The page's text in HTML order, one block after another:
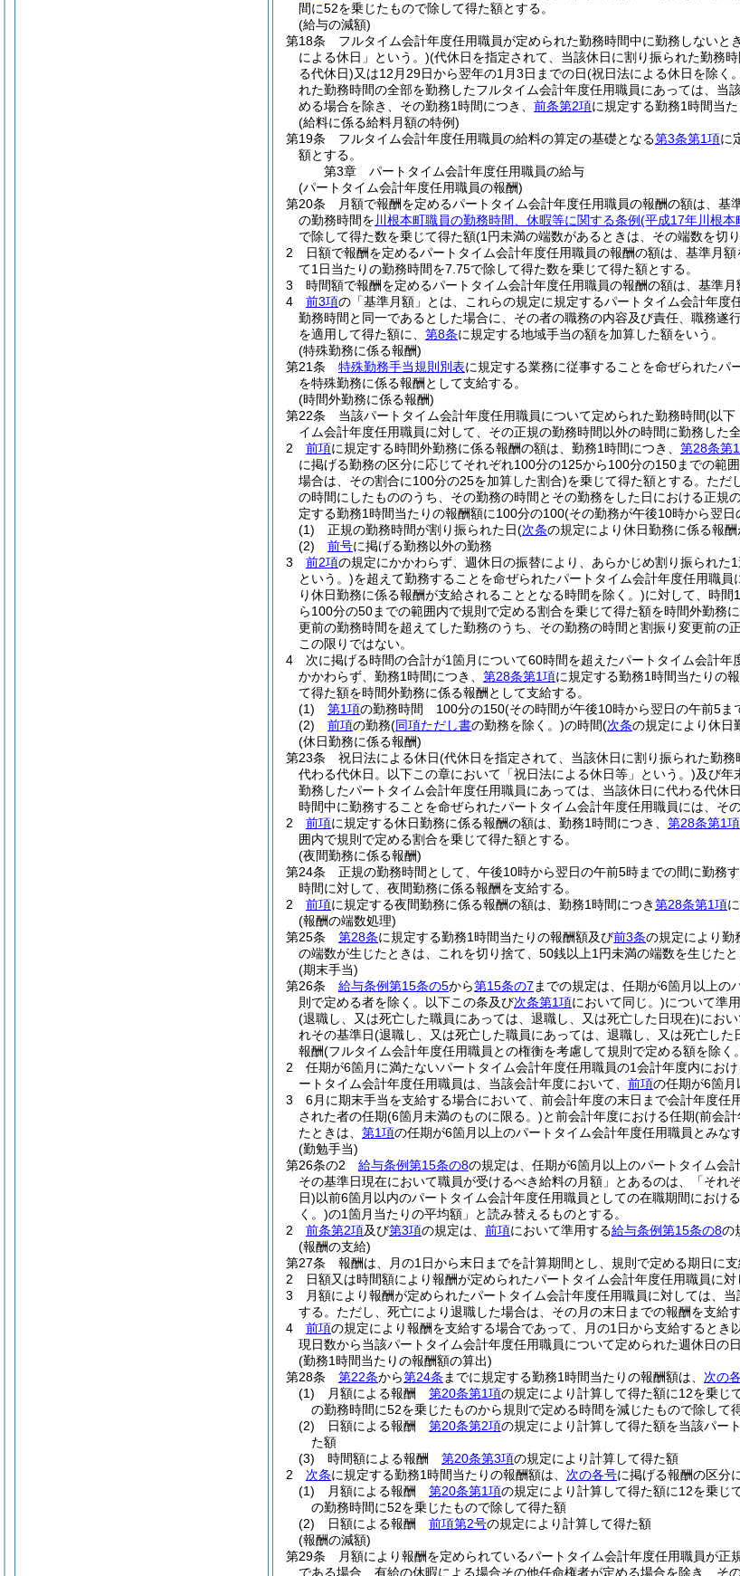
間に52を乗じたもので除して得た額とする。
(給与の減額)
第18条
フルタイム会計年度任用職員が定められた勤務時間中に勤務しないと
による休日」という。)(代休日を指定されて、当該休日に割り振られた勤務
る代休日)又は12月29日から翌年の1月3日までの日(祝日法による休日を除く
れた勤務時間の全部を勤務したフルタイム会計年度任用職員にあっては、当
める場合を除き、その勤務1時間につき、 前条第2項に規定する勤務1時間当
(給料に係る給料月額の特例)
第19条
フルタイム会計年度任用職員の給料の算定の基礎となる第3条第1項に
額とする。
第3章
パートタイム会計年度任用職員の給与
(パートタイム会計年度任用職員の報酬)
第20条
月額で報酬を定めるパートタイム会計年度任用職員の報酬の額は、
の勤務時間を 川根本町職員の勤務時間、休暇等に関する条例(平成17年川根本
で除して得た数を乗じて得た額(1円未満の端数があるときは、その端数を切
2
日額で報酬を定めるパートタイム会計年度任用職員の報酬の額は、基準月
て1日当たりの勤務時間を7.75で除して得た数を乗じて得た額とする。
3
時間額で報酬を定めるパートタイム会計年度任用職員の報酬の額は、基準月
4
前3項の「基準月額」とは、これらの規定に規定するパートタイム会計年度
勤務時間と同一であるとした場合に、その者の職務の内容及び責任、職務遂
を適用して得た額に、 第8条に規定する地域手当の額を加算した額をいう。
(特殊勤務に係る報酬)
第21条
特殊勤務手当規則別表に規定する業務に従事することを命ぜられたパ
を特殊勤務に係る報酬として支給する。
(時間外勤務に係る報酬)
第22条
当該パートタイム会計年度任用職員について定められた勤務時間(以下
イム会計年度任用職員に対して、その正規の勤務時間以外の時間に勤務した
2
前項に規定する時間外勤務に係る報酬の額は、勤務1時間につき、 第28条第
に掲げる勤務の区分に応じてそれぞれ100分の125から100分の150までの範
場合は、その割合に100分の25を加算した割合)を乗じて得た額とする。 ただ
の時間にしたもののうち、その勤務の時間とその勤務をした日における正規
定する勤務1時間当たりの報酬額に100分の100(その勤務が午後10時から翌
(1)
正規の勤務時間が割り振られた日(次条の規定により休日勤務に係る報
(2)
前号に掲げる勤務以外の勤務
3
前2項の規定にかかわらず、週休日の振替により、あらかじめ割り振られた
という。)を超えて勤務することを命ぜられたパートタイム会計年度任用職
り休日勤務に係る報酬が支給されることとなる時間を除く。)に対して、時間
ら100分の50までの範囲内で規則で定める割合を乗じて得た額を時間外勤務
更前の勤務時間を超えてした勤務のうち、その勤務の時間と割振り変更前の
この限りではない。
4
次に掲げる時間の合計が1箇月について60時間を超えたパートタイム会計
かかわらず、勤務1時間につき、 第28条第1項に規定する勤務1時間当たりの報
て得た額を時間外勤務に係る報酬として支給する。
(1)
第1項の勤務時間 100分の150(その時間が午後10時から翌日の午前5
(2)
前項の勤務(同項ただし書の勤務を除く。)の時間(次条の規定により休日
(休日勤務に係る報酬)
第23条
祝日法による休日(代休日を指定されて、当該休日に割り振られた勤
代わる代休日。以下この章において「祝日法による休日等」という。)及び年
勤務したパートタイム会計年度任用職員にあっては、当該休日に代わる代休
時間中に勤務することを命ぜられたパートタイム会計年度任用職員には、そ
2
前項に規定する休日勤務に係る報酬の額は、勤務1時間につき、 第28条第1項
囲内で規則で定める割合を乗じて得た額とする。
(夜間勤務に係る報酬)
第24条
正規の勤務時間として、午後10時から翌日の午前5時までの間に勤務
時間に対して、夜間勤務に係る報酬を支給する。
2
前項に規定する夜間勤務に係る報酬の額は、勤務1時間につき第28条第1項
(報酬の端数処理)
第25条
第28条に規定する勤務1時間当たりの報酬額及び前3条の規定により勤
の端数が生じたときは、これを切り捨て、50銭以上1円未満の端数を生じた
(期末手当)
第26条
給与条例第15条の5から第15条の7 までの規定は、任期が6箇月以上の
則で定める者を除く。以下この条及び次条第1項において同じ。)について準用
(退職し、又は死亡した職員にあっては、退職し、又は死亡した日現在)にお
れその基準日(退職し、又は死亡した職員にあっては、退職し、又は死亡した
報酬(フルタイム会計年度任用職員との権衡を考慮して規則で定める額を除く
2
任期が6箇月に満たないパートタイム会計年度任用職員の1会計年度内にお
ートタイム会計年度任用職員は、当該会計年度において、 前項の任期が6箇月
3
6月に期末手当を支給する場合において、前会計年度の末日まで会計年度
された者の任期(6箇月未満のものに限る。)と前会計年度における任期(前会計
たときは、 第1項の任期が6箇月以上のパートタイム会計年度任用職員とみなす
(勤勉手当)
第26条の2
給与条例第15条の8の規定は、任期が6箇月以上のパートタイム会
その基準日現在において職員が受けるべき給料の月額」とあるのは、「それ
日)以前6箇月以内のパートタイム会計年度任用職員としての在職期間におけ
く。)の1箇月当たりの平均額」と読み替えるものとする。
2
前条第2項及び第3項の規定は、 前項において準用する給与条例第15条の8の
(報酬の支給)
第27条
報酬は、月の1日から末日までを計算期間とし、規則で定める期日に支
2
日額又は時間額により報酬が定められたパートタイム会計年度任用職員に
3
月額により報酬が定められたパートタイム会計年度任用職員に対しては、
する。 ただし、死亡により退職した場合は、その月の末日までの報酬を支給す
4
前項の規定により報酬を支給する場合であって、月の1日から支給すると
現日数から当該パートタイム会計年度任用職員について定められた週休日の
(勤務1時間当たりの報酬額の算出)
第28条
第22条から第24条 までに規定する勤務1時間当たりの報酬額は、 次の
(1)
月額による報酬 第20条第1項の規定により計算して得た額に12を乗じ
の勤務時間に52を乗じたものから規則で定める時間を減じたもので除して
(2)
日額による報酬 第20条第2項の規定により計算して得た額を当該パー
た額
(3)
時間額による報酬 第20条第3項の規定により計算して得た額
2
次条に規定する勤務1時間当たりの報酬額は、 次の各号に掲げる報酬の区分
(1)
月額による報酬 第20条第1項の規定により計算して得た額に12を乗じ
の勤務時間に52を乗じたもので除して得た額
(2)
日額による報酬 前項第2号の規定により計算して得た額
(報酬の減額)
第29条
月額により報酬を定められているパートタイム会計年度任用職員が
である場合、有給の休暇による場合その他任命権者が定める場合を除き、そ